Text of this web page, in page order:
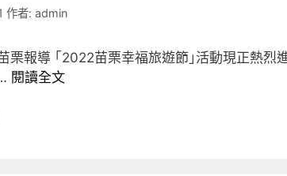
作者: admin
栗報導 ｢2022苗栗幸福旅遊節｣活動現正熱烈
閱讀全文